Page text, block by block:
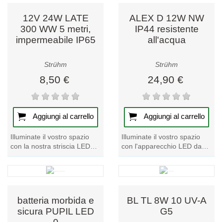
un’installazione sicura ed efficiente.
evidenza?
Marchi e produttori affidabili
Prodotti duraturi con garanzia
Consulenza esperta e supporto clienti
Ottimo rapporto qualità-prezzo
La nostra selezione è pensata per soddisfare i più alti
standard del settore. Che tu stia rinnovando
Aggiorniamo regolarmente questa categoria con nuovi
12V 24W LATE
300 WW 5 metri,
impermeabile IP65
Strühm
8,50 €
Aggiungi al carrello
Illuminate il vostro spazio
con la nostra striscia LED
12V 24W LATE 300 WW.
Godetevi 5 metri di
perfezione luminosa...
ALEX D 12W NW
IP44 resistente
all'acqua
Strühm
24,90 €
Aggiungi al carrello
Illuminate il vostro spazio
con l'apparecchio LED da
soffitto ALEX D 12W. Questo
apparecchio resistente
batteria morbida e
sicura PUPIL LED
BL TL 8W 10 UV-A
G5